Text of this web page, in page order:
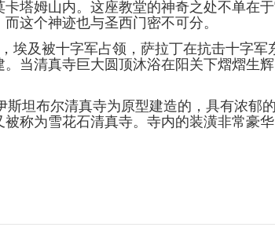
塔姆山内。这座教堂的神奇之处不单在
这个神迹也与圣西门密不可分。
埃及被十字军占领，萨拉丁在抗击十字军
当清真寺巨大圆顶沐浴在阳关下熠熠生
坦布尔清真寺为原型建造的，具有浓郁
称为雪花石清真寺。寺内的装潢非常豪